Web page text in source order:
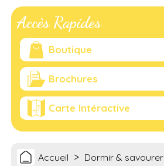
Accès Rapides
Boutique
Brochures
Carte Intéractive
Accueil > Dormir & savourer